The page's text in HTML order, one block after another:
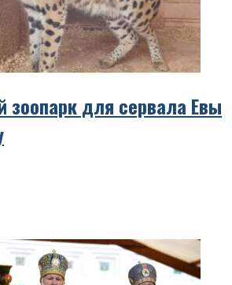
зоопарк для сервала Евы